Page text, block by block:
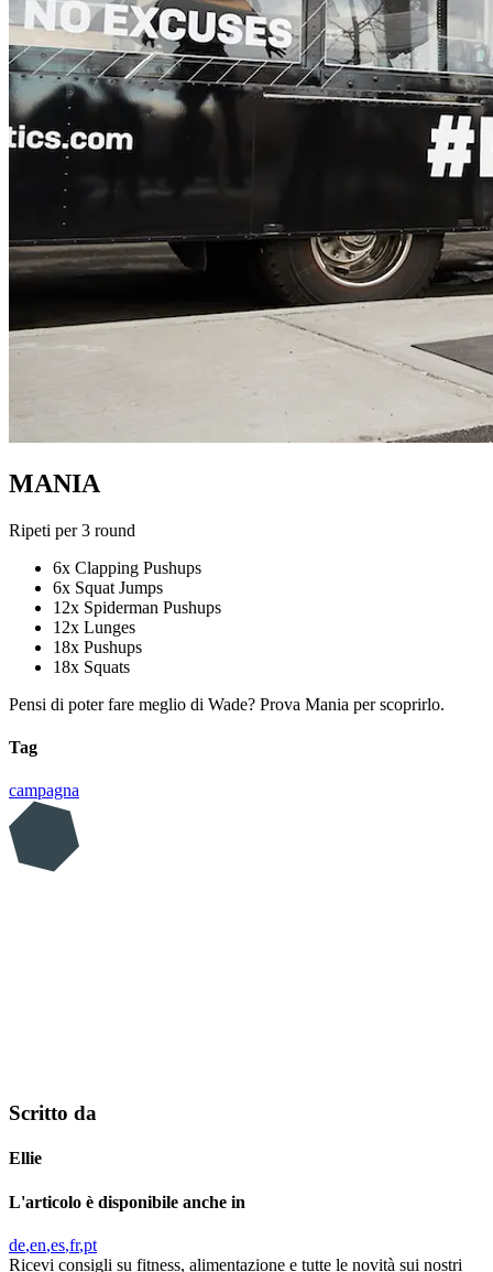
MANIA
Ripeti per 3 round
6x Clapping Pushups
6x Squat Jumps
12x Spiderman Pushups
12x Lunges
18x Pushups
18x Squats
Pensi di poter fare meglio di Wade? Prova Mania per scoprirlo.
Tag
campagna
Scritto da
Ellie
L'articolo è disponibile anche in
de en es fr pt
Ricevi consigli su fitness, alimentazione e tutte le novità sui nostri